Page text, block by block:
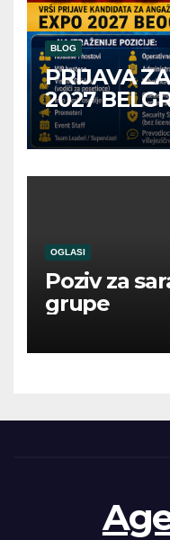
BLOG
PRIJAVA
2027
OGLASI
Poziv za
grupe